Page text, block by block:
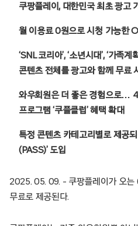
쿠팡플레이, 대한민국 최초 광고
월 이용료 0원으로 시청 가능한
‘SNL 코리아’, ‘소년시대’, ‘가족
콘텐츠 전체를 광고와 함께 무료
와우회원은 더 좋은 경험으로…
프로그램 ‘쿠플클럽’ 혜택 확대
특정 콘텐츠 카테고리별로 제공
(PASS)’ 도입
2025. 05. 09. – 쿠팡플레이가 오는
무료로 제공된다.